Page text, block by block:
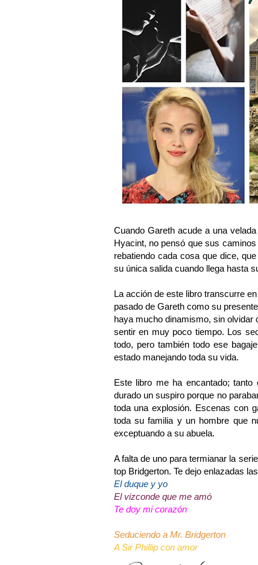
Cuando Gareth acude a una
Hyacint, no pensó que sus
rebatiendo cada cosa que dice,
su única salida cuando llega hasta
La acción de este libro transcurre
pasado de Gareth como su
haya mucho dinamismo, sin olvidar
sentir en muy poco tiempo. Los
todo, pero también todo ese
estado manejando toda su vida.
Este libro me ha encantado; tanto
durado un suspiro porque no
toda una explosión. Escenas con
toda su familia y un hombre que
exceptuando a su abuela.
A falta de uno para termianar la
top Bridgerton. Te dejo enlazadas
El duque y yo
El vizconde que me amó
Te doy mi corazón
Seduciendo a Mr. Bridgerton
A Sir Phillip con amor